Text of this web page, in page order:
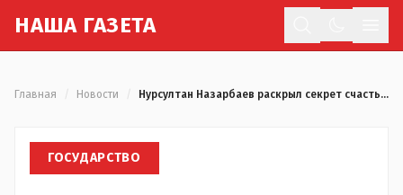
НАША ГАЗЕТА
Главная Новости Нурсултан Назарбаев раскрыл секрет счастья политика
ГОСУДАРСТВО